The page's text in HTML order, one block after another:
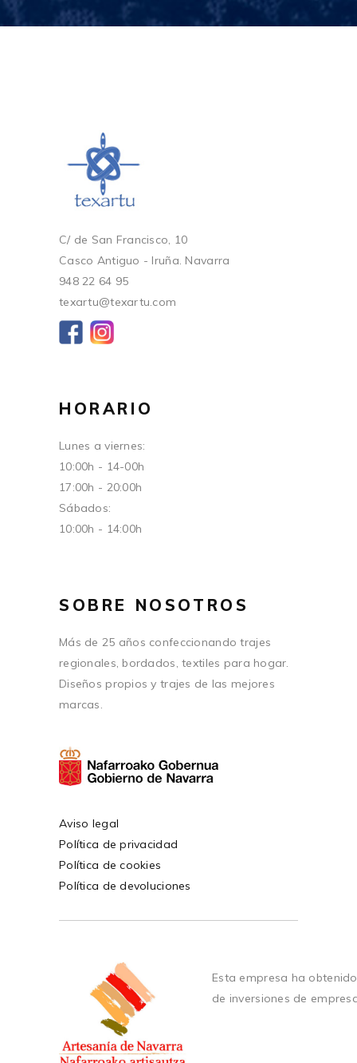
C/ de San Francisco, 10
Casco Antiguo - Iruña. Navarra
948 22 64 95
texartu@texartu.com
HORARIO
Lunes a viernes:
10:00h - 14-00h
17:00h - 20:00h
Sábados:
10:00h - 14:00h
SOBRE NOSOTROS
Más de 25 años confeccionando trajes
regionales, bordados, textiles para hogar.
Diseños propios y trajes de las mejores
marcas.
Aviso legal
Política de privacidad
Política de cookies
Política de devoluciones
Esta empresa ha
de inversiones de